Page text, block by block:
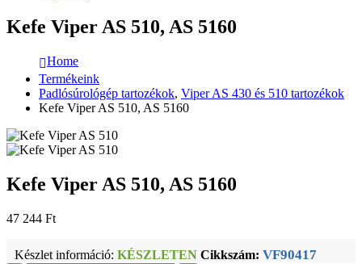
Kefe Viper AS 510, AS 5160
Home
Termékeink
Padlósúrológép tartozékok, Viper AS 430 és 510 tartozékok
Kefe Viper AS 510, AS 5160
Kefe Viper AS 510, AS 5160
47 244 Ft
Készlet információ: KÉSZLETEN Cikkszám: VF90417